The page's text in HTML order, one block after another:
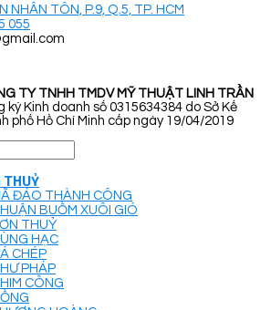
NHÂN TÔN, P.9, Q.5, TP. HCM
055
TY TNHH TMDV MỸ THUẬT LINH TRẦN
Kinh doanh số 0315634384 do Sở Kế
phố Hồ Chí Minh cấp ngày 19/04/2019
THUỶ
ĐÁO THÀNH CÔNG
BUỒM XUÔI GIÓ
THUỶ
HẠC
CHÉP
PHÁP
CÔNG